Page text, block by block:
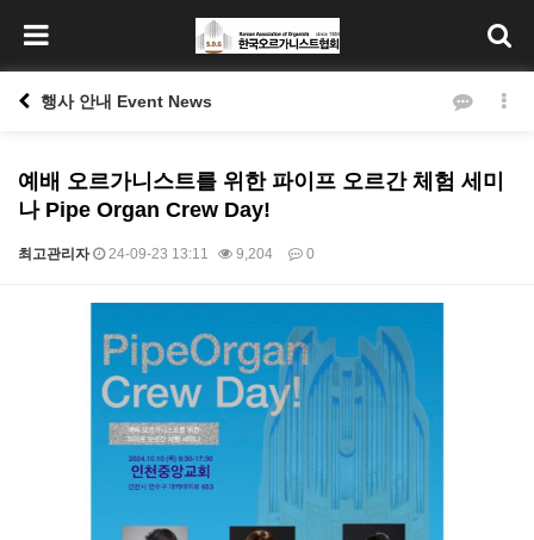
행사 안내 Event News
예배 오르가니스트를 위한 파이프 오르간 체험 세미
나 Pipe Organ Crew Day!
최고관리자 24-09-23 13:11 9,204 0